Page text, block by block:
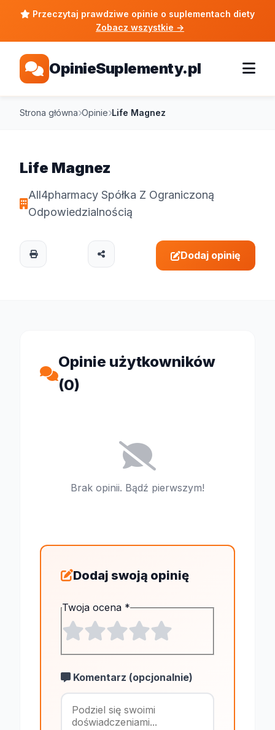
Przeczytaj prawdziwe opinie o suplementach diety
Zobacz wszystkie →
OpinieSuplementy.pl
Strona główna Opinie Life Magnez
Life Magnez
All4pharmacy Spółka Z Ograniczoną
Odpowiedzialnością
Dodaj opinię
Opinie użytkowników
(0)
Brak opinii. Bądź pierwszym!
Dodaj swoją opinię
Twoja ocena *
Komentarz (opcjonalnie)
Maksymalnie